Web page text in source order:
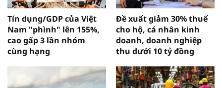
Tín dụng/GDP của Việt
Nam "phình" lên 155%,
cao gấp 3 lần nhóm
cùng hạng
Đề xuất giảm 30% thuế
cho hộ, cá nhân kinh
doanh, doanh nghiệp
thu dưới 10 tỷ đồng